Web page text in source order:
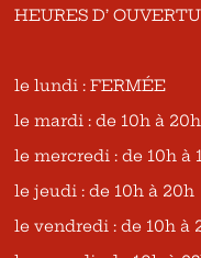
HEURES D’
le lundi : FERMÉE
le mardi : de 10h à 20h
le mercredi : de 10h à
le jeudi : de 10h à 20h
le vendredi : de 10h à